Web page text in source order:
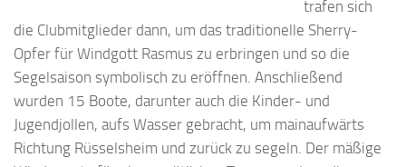
trafen sich
die Clubmitglieder dann, um das traditionelle Sherry-
Opfer für Windgott Rasmus zu erbringen und so die
Segelsaison symbolisch zu eröffnen. Anschließend
wurden 15 Boote, darunter auch die Kinder- und
Jugendjollen, aufs Wasser gebracht, um mainaufwärts
Richtung Rüsselsheim und zurück zu segeln. Der mäßige